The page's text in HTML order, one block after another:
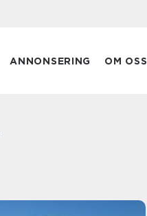
ANNONSERING OM OSS